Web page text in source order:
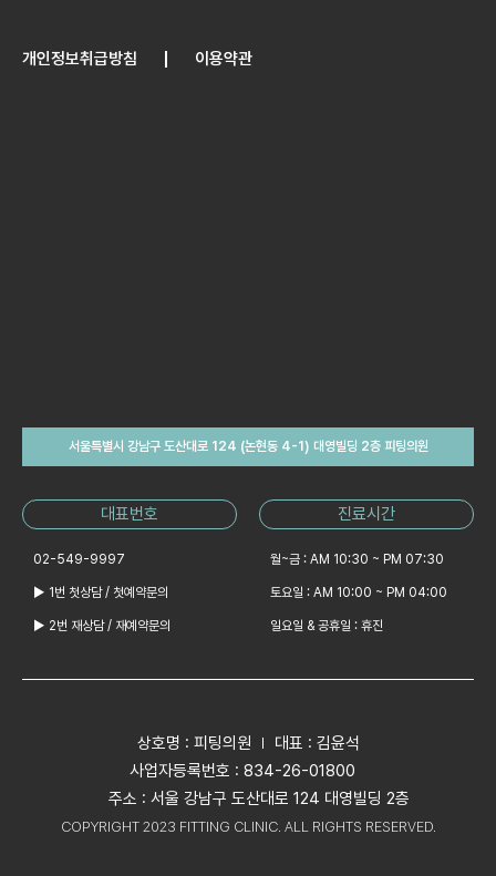
개인정보취급방침 이용약관
서울특별시 강남구 도산대로 124 (논현동 4-1) 대영빌딩 2층 피팅의원
대표번호
02-549-9997
▶ 1번 첫상담 / 첫예약문의
▶ 2번 재상담 / 재예약문의
진료시간
월~금 : AM 10:30 ~ PM 07:30
토요일 : AM 10:00 ~ PM 04:00
일요일 & 공휴일 : 휴진
상호명 : 피팅의원
대표 : 김윤석
사업자등록번호 : 834-26-01800
주소 : 서울 강남구 도산대로 124 대영빌딩 2층
COPYRIGHT 2023 FITTING CLINIC. ALL RIGHTS RESERVED.